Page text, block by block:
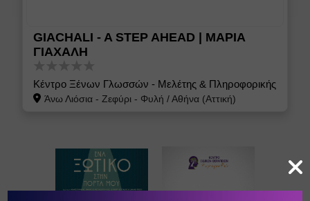
GIACHALI - A STEP AHEAD | ΜΑΡΙΑ
ΓΙΑΧΑΛΗ
Κέντρο Ξένων Γλωσσών - Μελέτης & Πληροφορικής
Άνω Λιόσια - Ζεφύρι - Φυλή /Αθήνα (Αττική)